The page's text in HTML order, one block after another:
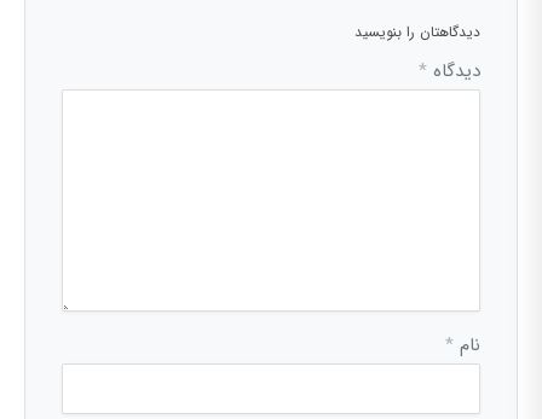
دیدگاهتان را بنویسید
دیدگاه *
نام *